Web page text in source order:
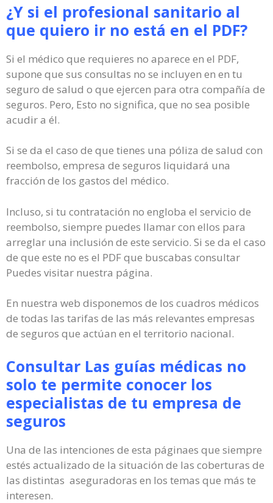
¿Y si el profesional sanitario al
que quiero ir no está en el PDF?
Si el médico que requieres no aparece en el PDF,
supone que sus consultas no se incluyen en en tu
seguro de salud o que ejercen para otra compañía de
seguros. Pero, Esto no significa, que no sea posible
acudir a él.
Si se da el caso de que tienes una póliza de salud con
reembolso, empresa de seguros liquidará una
fracción de los gastos del médico.
Incluso, si tu contratación no engloba el servicio de
reembolso, siempre puedes llamar con ellos para
arreglar una inclusión de este servicio. Si se da el caso
de que este no es el PDF que buscabas consultar
Puedes visitar nuestra página.
En nuestra web disponemos de los cuadros médicos
de todas las tarifas de las más relevantes empresas
de seguros que actúan en el territorio nacional.
Consultar Las guías médicas no
solo te permite conocer los
especialistas de tu empresa de
seguros
Una de las intenciones de esta páginaes que siempre
estés actualizado de la situación de las coberturas de
las distintas aseguradoras en los temas que más te
interesen.